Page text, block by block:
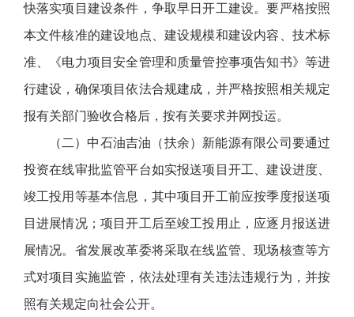
快落实项目建设条件，争取早日开工建设。要严格按照
本文件核准的建设地点、建设规模和建设内容、技术标
准、《电力项目安全管理和质量管控事项告知书》等进
行建设，确保项目依法合规建成，并严格按照相关规定
报有关部门验收合格后，按有关要求并网投运。
（二）中石油吉油（扶余）新能源有限公司要通过
投资在线审批监管平台如实报送项目开工、建设进度、
竣工投用等基本信息，其中项目开工前应按季度报送项
目进展情况；项目开工后至竣工投用止，应逐月报送进
展情况。省发展改革委将采取在线监管、现场核查等方
式对项目实施监管，依法处理有关违法违规行为，并按
照有关规定向社会公开。